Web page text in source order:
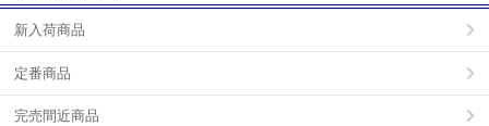
新入荷商品
定番商品
完売間近商品